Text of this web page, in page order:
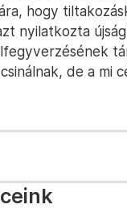
hogy
nyilatkozta
de a mi